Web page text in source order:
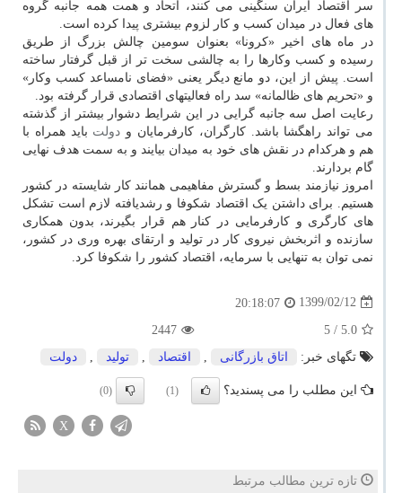
سر اقتصاد ایران سنگینی می کنند، اتحاد و همت همه جانبه گروه
های فعال در میدان کسب و کار لزوم بیشتری پیدا کرده است.
در ماه های اخیر «کرونا» بعنوان سومین چالش بزرگ از طریق
رسیده و کسب وکارها را به چالشی سخت تر از قبل گرفتار ساخته
است. پیش از این، دو مانع دیگر یعنی «فضای نامساعد کسب وکار»
و «تحریم های ظالمانه» سد راه فعالیتهای اقتصادی قرار گرفته بود.
رعایت اصل سه جانبه گرایی در این شرایط دشوار بیشتر از گذشته
می تواند راهگشا باشد. کارگران، کارفرمایان و دولت باید همراه با
هم و هرکدام در نقش های خود به میدان بیایند و به سمت هدف نهایی
گام بردارند.
امروز نیازمند بسط و گسترش مفاهیمی همانند کار شایسته در کشور
هستیم. برای داشتن یک اقتصاد شکوفا و رشدیافته لازم است تشکل
های کارگری و کارفرمایی در کنار هم قرار بگیرند، بدون همکاری
سازنده و اثربخش نیروی کار در تولید و ارتقای بهره وری در کشور،
نمی توان به تنهایی با سرمایه، اقتصاد کشور را شکوفا کرد.
1399/02/12
20:18:07
5.0
/ 5
2447
تگهای خبر:
اتاق بازرگانی , اقتصاد , تولید , دولت
این مطلب را می پسندید؟ (1)
(0)
X
تازه ترین مطالب مرتبط